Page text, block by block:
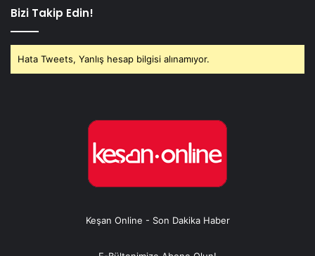
Bizi Takip Edin!
Hata Tweets, Yanlış hesap bilgisi alınamıyor.
Keşan Online - Son Dakika Haber